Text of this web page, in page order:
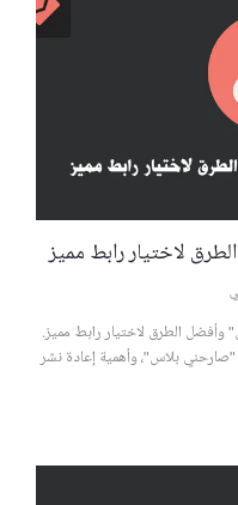
لاختيار رابط مميز
وأفضل الطرق لاختيار رابط مميز.
بلاس"، وأهمية إعادة نشر